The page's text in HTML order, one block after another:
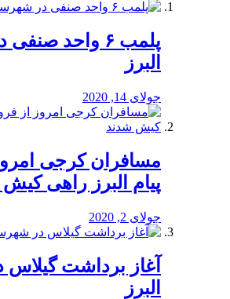
پلمب ۶ واحد
البرز
جولای 14, 2020
مسافران کرجی
پیام البرز راهی
جولای 2, 2020
آغاز برداشت
البرز